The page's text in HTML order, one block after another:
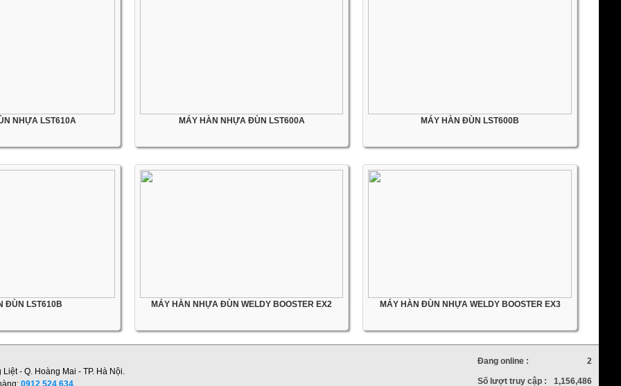
NHỰA LST610A MÁY HÀN NHỰA ĐÙN LST600A MÁY HÀN ĐÙN LST600B
ĐÙN LST610B MÁY HÀN NHỰA ĐÙN WELDY BOOSTER EX2 MÁY HÀN ĐÙN NHỰA WELDY BOOSTER EX3
- Q. Hoàng Mai - TP. Hà Nội.
0912 524 634
Đang online : 2
Số lượt truy cập : 1,156,486